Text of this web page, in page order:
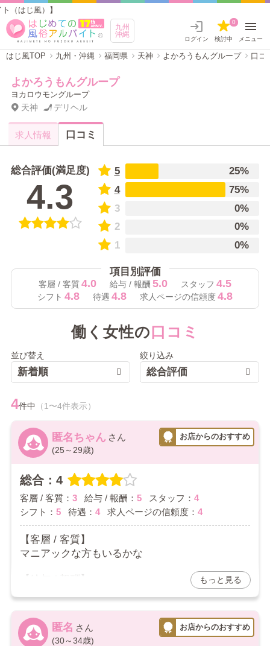
はじ風）】
九州
沖縄
ログイン 検討中
0
メニュー
はじ風TOP 九州・沖縄 福岡県 天神 よかろうもんグループ 口コ
よかろうもんグループ
ヨカロウモングループ
天神 デリヘル
求人情報 口コミ
総合評価(満足度)
4.3
5
25%
4
75%
3
0%
2
0%
1
0%
項目別評価
客層 / 客質4.0 給与 / 報酬 5.0 スタッフ 4.5
シフト 4.8 待遇 4.8 求人ページの信頼度4.8
働く女性の口コミ
並び替え
新着順
絞り込み
総合評価
4件中 （1〜4件表示）
匿名ちゃん
(25～29歳)
総合：4
客層 / 客質： 3 給与 / 報酬： 5 スタッフ： 4
シフト： 5 待遇： 4 求人ページの信頼度： 4
【客層 / 客質】
マニアックな方もいるかな
【スタッフ】
特にストレスはない
もっと見る
匿名
(30～34歳)